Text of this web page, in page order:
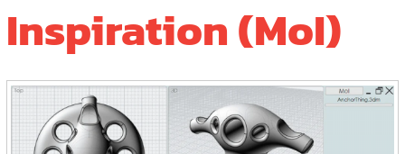
Inspiration (MoI)